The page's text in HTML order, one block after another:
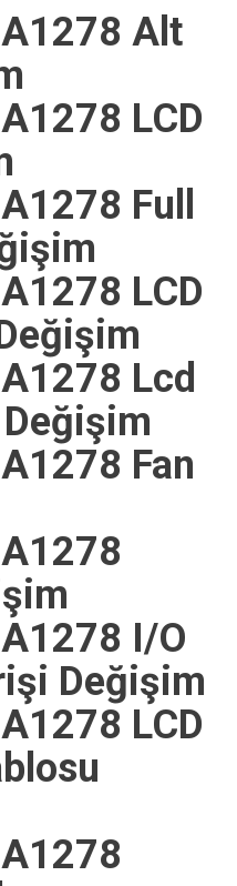
Alt
LCD
Full
LCD
Lcd
Fan
I/O
Değişim
LCD